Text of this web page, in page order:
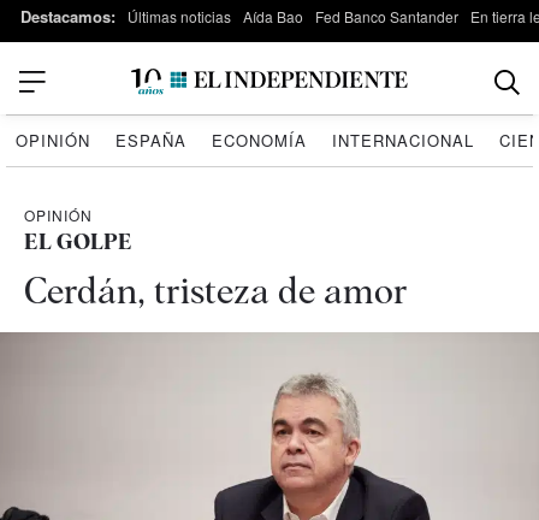
Destacamos: Últimas noticias Aída Bao Fed Banco Santander En tierra
OPINIÓN ESPAÑA ECONOMÍA INTERNACIONAL
OPINIÓN
EL GOLPE
Cerdán, tristeza de amor